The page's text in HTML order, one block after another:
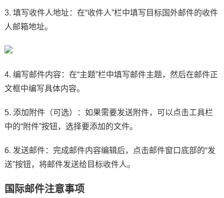
3. 填写收件人地址：在“收件人”栏中填写目标国外邮件的收件
人邮箱地址。
4. 编写邮件内容：在“主题”栏中填写邮件主题，然后在邮件正
文框中编写具体内容。
5. 添加附件（可选）：如果需要发送附件，可以点击工具栏
中的“附件”按钮，选择要添加的文件。
6. 发送邮件：完成邮件内容编辑后，点击邮件窗口底部的“发
送”按钮，将邮件发送给目标收件人。
国际邮件注意事项